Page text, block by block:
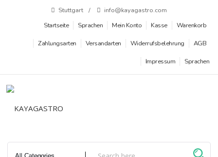
Stuttgart
info@kayagastro.com
Startseite
Sprachen Mein Konto Kasse Warenkorb
Zahlungsarten Versandarten Widerrufsbelehrung AGB
Impressum Sprachen